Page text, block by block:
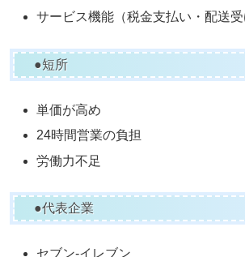
サービス機能（税金支払い・配送受
●短所
単価が高め
24時間営業の負担
労働力不足
●代表企業
セブン-イレブン